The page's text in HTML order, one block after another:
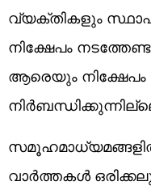
വ്യക്തികളും
നിക്ഷേപം
ആരെയും
വാര്‍ത്തകള്‍